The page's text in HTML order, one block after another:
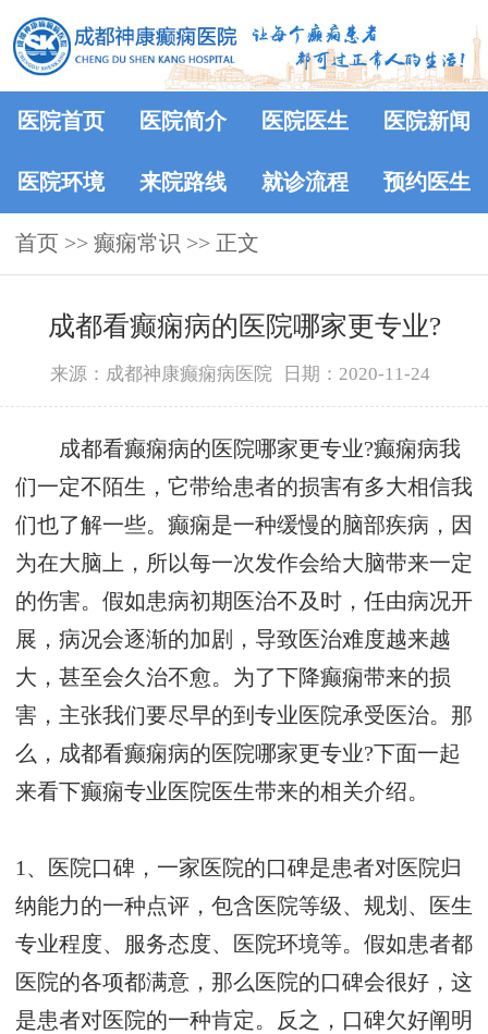
医院首页 医院简介 医院医生 医院新闻
医院环境 来院路线 就诊流程 预约医生
首页 >> 癫痫常识 >> 正文
成都看癫痫病的医院哪家更专业?
来源：成都神康癫痫病医院 日期：2020-11-24
成都看癫痫病的医院哪家更专业?癫痫病我
们一定不陌生，它带给患者的损害有多大相信我
们也了解一些。癫痫是一种缓慢的脑部疾病，因
为在大脑上，所以每一次发作会给大脑带来一定
的伤害。假如患病初期医治不及时，任由病况开
展，病况会逐渐的加剧，导致医治难度越来越
大，甚至会久治不愈。为了下降癫痫带来的损
害，主张我们要尽早的到专业医院承受医治。那
么，成都看癫痫病的医院哪家更专业?下面一起
来看下癫痫专业医院医生带来的相关介绍。
1、医院口碑，一家医院的口碑是患者对医院归
纳能力的一种点评，包含医院等级、规划、医生
专业程度、服务态度、医院环境等。假如患者都
医院的各项都满意，那么医院的口碑会很好，这
是患者对医院的一种肯定。反之，口碑欠好阐明